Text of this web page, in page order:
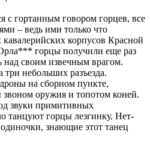
с гортанным говором горцев, все
– ведь ими только что
корпусов Красной
горцы получили еще раз
над своим извечным врагом.
небольших разъезда.
на сборном пункте,
оружия и топотом коней.
звуки примитивных
танцуют горцы лезгинку. Нет-
знающие этот танец